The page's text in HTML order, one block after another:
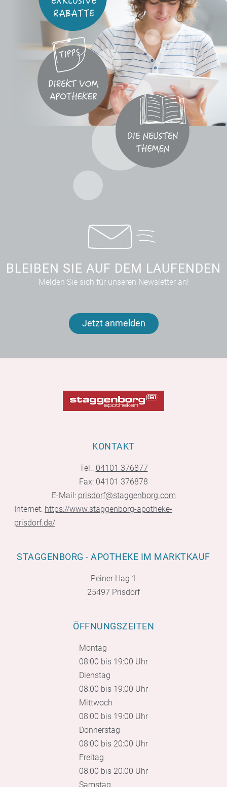
BLEIBEN SIE AUF DEM LAUFENDEN
Melden Sie sich für unseren Newsletter an!
Jetzt anmelden
KONTAKT
Tel.: 04101 376877
Fax: 04101 376878
E-Mail: prisdorf@staggenborg.com
Internet: https://www.staggenborg-apotheke-
prisdorf.de/
STAGGENBORG - APOTHEKE IM MARKTKAUF
Peiner Hag 1
25497 Prisdorf
ÖFFNUNGSZEITEN
Montag
08:00 bis 19:00 Uhr
Dienstag
08:00 bis 19:00 Uhr
Mittwoch
08:00 bis 19:00 Uhr
Donnerstag
08:00 bis 20:00 Uhr
Freitag
08:00 bis 20:00 Uhr
Samstag